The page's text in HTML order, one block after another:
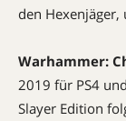
den
Warhammer:
2019 für PS4
Slayer Edition